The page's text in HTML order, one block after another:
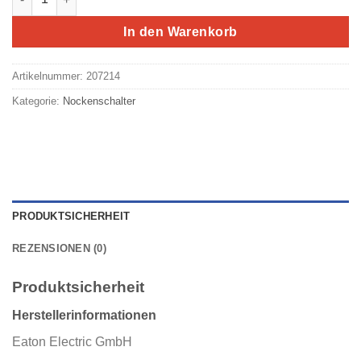
In den Warenkorb
Artikelnummer: 207214
Kategorie: Nockenschalter
PRODUKTSICHERHEIT
REZENSIONEN (0)
Produktsicherheit
Herstellerinformationen
Eaton Electric GmbH